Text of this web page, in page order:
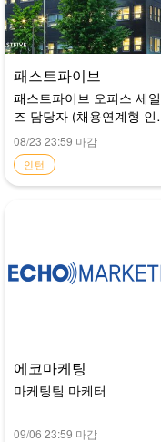
패스트파이브
패스트파이브 오피스 세일
즈 담당자 (채용연계형 인
턴)
08/23 23:59 마감
인턴
에코마케팅
마케팅팀 마케터
09/06 23:59 마감